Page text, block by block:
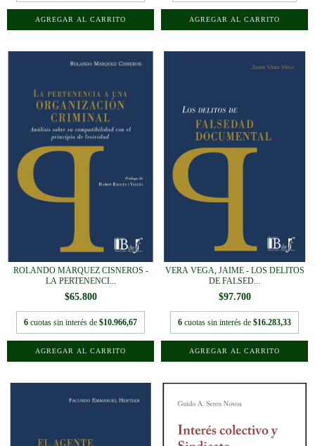
ROLANDO MÁRQUEZ CISNEROS -
LA PERTENENCI...
$65.800
6 cuotas sin interés de $10.966,67
VERA VEGA, JAIME - LOS DELITOS
DE FALSED...
$97.700
6 cuotas sin interés de $16.283,33